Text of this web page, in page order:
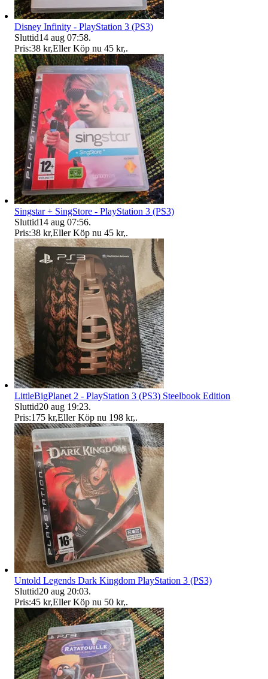
Disney Infinity - PlayStation 3 (PS3)
Sluttid14 aug 07:58.
Pris:38 kr,Eller Köp nu 45 kr,.
Singstar + SingStore - PlayStation 3 (PS3)
Sluttid14 aug 07:56.
Pris:38 kr,Eller Köp nu 45 kr,.
LittleBigPlanet 2 - PlayStation 3 (PS3) Steelbook Edition
Sluttid20 aug 19:23.
Pris:175 kr,Eller Köp nu 198 kr,.
Untold Legends Dark Kingdom PlayStation 3 (PS3)
Sluttid20 aug 20:03.
Pris:45 kr,Eller Köp nu 50 kr,.